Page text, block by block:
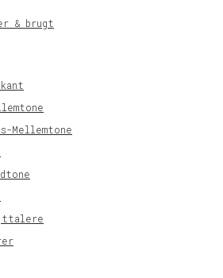
& brugt
Mellemtone